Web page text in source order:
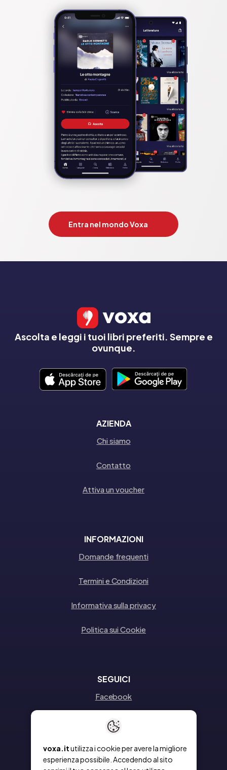
Entra nel mondo Voxa
voxa.itutilizza i cookie per avere la migliore
esperienza possibile. Accedendo al sito
Ascolta e leggi i tuoi libri preferiti. Sempre e
ovunque.
AZIENDA
Chi siamo
Contatto
Attiva un voucher
INFORMAZIONI
Domande frequenti
Termini e Condizioni
Informativa sulla privacy
Politica sui Cookie
SEGUICI
Facebook
Instagram
Linkedin